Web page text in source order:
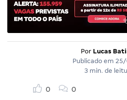
Por Lucas
Publicado em
3 min. de
0 0